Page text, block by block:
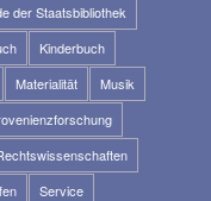
der Staatsbibliothek
Kinderbuch
Materialität
Musik
Service